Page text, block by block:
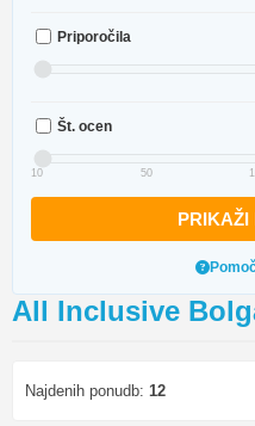
Priporočila
Št. ocen
10 50
PRIKAŽI
All Inclusive
Najdenih ponudb: 12